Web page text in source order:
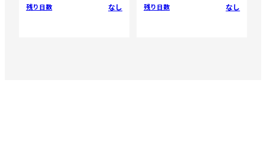
残り日数 なし 残り日数 なし